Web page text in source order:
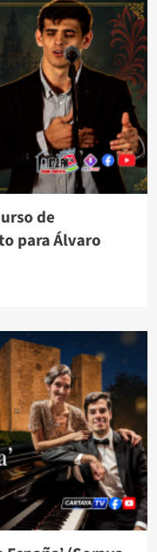
de
para Álvaro